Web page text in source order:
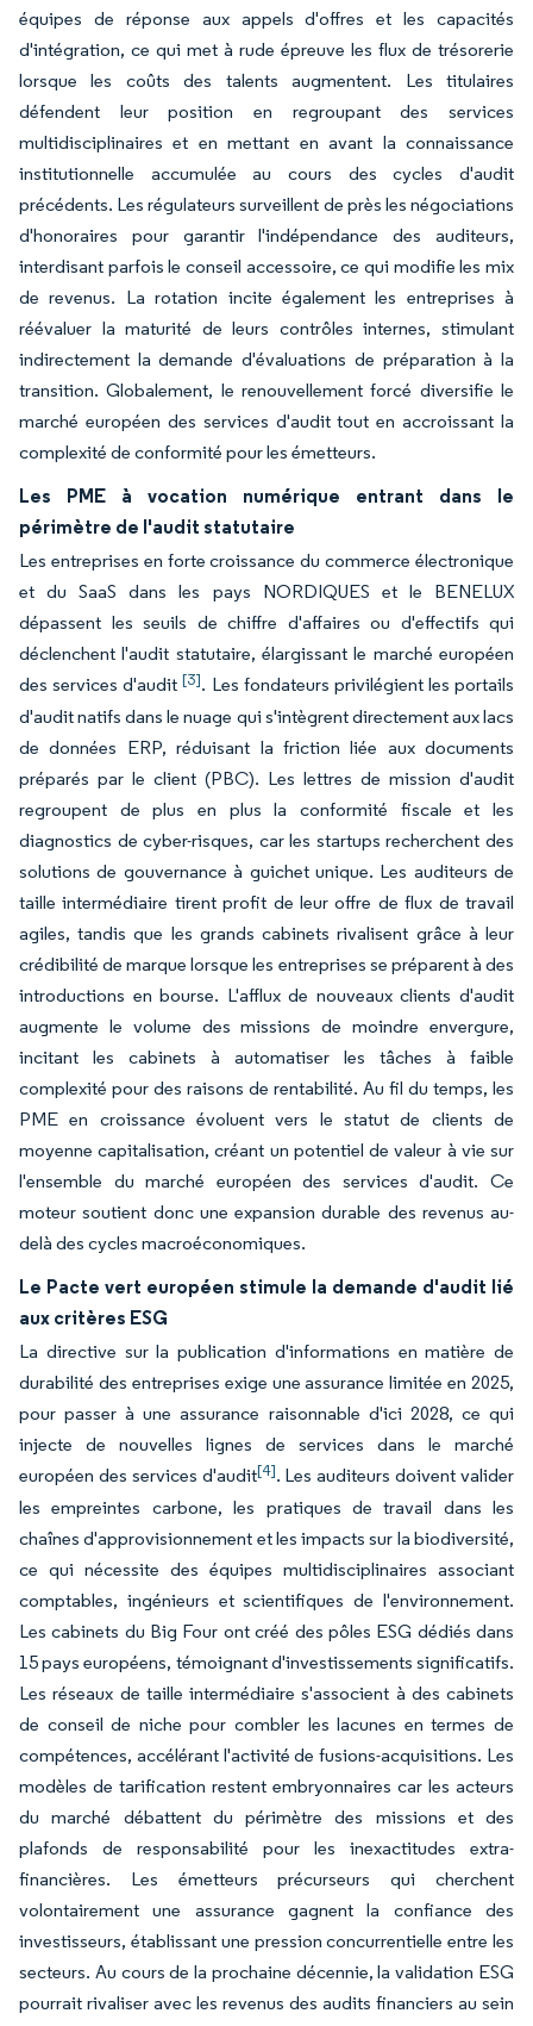
équipes de réponse aux appels d'offres et les capacités
d'intégration, ce qui met à rude épreuve les flux de trésorerie
lorsque les coûts des talents augmentent. Les titulaires
défendent leur position en regroupant des services
multidisciplinaires et en mettant en avant la connaissance
institutionnelle accumulée au cours des cycles d'audit
précédents. Les régulateurs surveillent de près les négociations
d'honoraires pour garantir l'indépendance des auditeurs,
interdisant parfois le conseil accessoire, ce qui modifie les mix
de revenus. La rotation incite également les entreprises à
réévaluer la maturité de leurs contrôles internes, stimulant
indirectement la demande d'évaluations de préparation à la
transition. Globalement, le renouvellement forcé diversifie le
marché européen des services d'audit tout en accroissant la
complexité de conformité pour les émetteurs.
Les PME à vocation numérique entrant dans le
périmètre de l'audit statutaire
Les entreprises en forte croissance du commerce électronique
et du SaaS dans les pays NORDIQUES et le BENELUX
dépassent les seuils de chiffre d'affaires ou d'effectifs qui
déclenchent l'audit statutaire, élargissant le marché européen
des services d'audit[3]. Les fondateurs privilégient les portails
d'audit natifs dans le nuage qui s'intègrent directement aux lacs
de données ERP, réduisant la friction liée aux documents
préparés par le client (PBC). Les lettres de mission d'audit
regroupent de plus en plus la conformité fiscale et les
diagnostics de cyber-risques, car les startups recherchent des
solutions de gouvernance à guichet unique. Les auditeurs de
taille intermédiaire tirent profit de leur offre de flux de travail
agiles, tandis que les grands cabinets rivalisent grâce à leur
crédibilité de marque lorsque les entreprises se préparent à des
introductions en bourse. L'afflux de nouveaux clients d'audit
augmente le volume des missions de moindre envergure,
incitant les cabinets à automatiser les tâches à faible
complexité pour des raisons de rentabilité. Au fil du temps, les
PME en croissance évoluent vers le statut de clients de
moyenne capitalisation, créant un potentiel de valeur à vie sur
l'ensemble du marché européen des services d'audit. Ce
moteur soutient donc une expansion durable des revenus au-
delà des cycles macroéconomiques.
Le Pacte vert européen stimule la demande d'audit lié
aux critères ESG
La directive sur la publication d'informations en matière de
durabilité des entreprises exige une assurance limitée en 2025,
pour passer à une assurance raisonnable d'ici 2028, ce qui
injecte de nouvelles lignes de services dans le marché
européen des services d'audit[4]. Les auditeurs doivent valider
les empreintes carbone, les pratiques de travail dans les
chaînes d'approvisionnement et les impacts sur la biodiversité,
ce qui nécessite des équipes multidisciplinaires associant
comptables, ingénieurs et scientifiques de l'environnement.
Les cabinets du Big Four ont créé des pôles ESG dédiés dans
15 pays européens, témoignant d'investissements significatifs.
Les réseaux de taille intermédiaire s'associent à des cabinets
de conseil de niche pour combler les lacunes en termes de
compétences, accélérant l'activité de fusions-acquisitions. Les
modèles de tarification restent embryonnaires car les acteurs
du marché débattent du périmètre des missions et des
plafonds de responsabilité pour les inexactitudes extra-
financières. Les émetteurs précurseurs qui cherchent
volontairement une assurance gagnent la confiance des
investisseurs, établissant une pression concurrentielle entre les
secteurs. Au cours de la prochaine décennie, la validation ESG
pourrait rivaliser avec les revenus des audits financiers au sein